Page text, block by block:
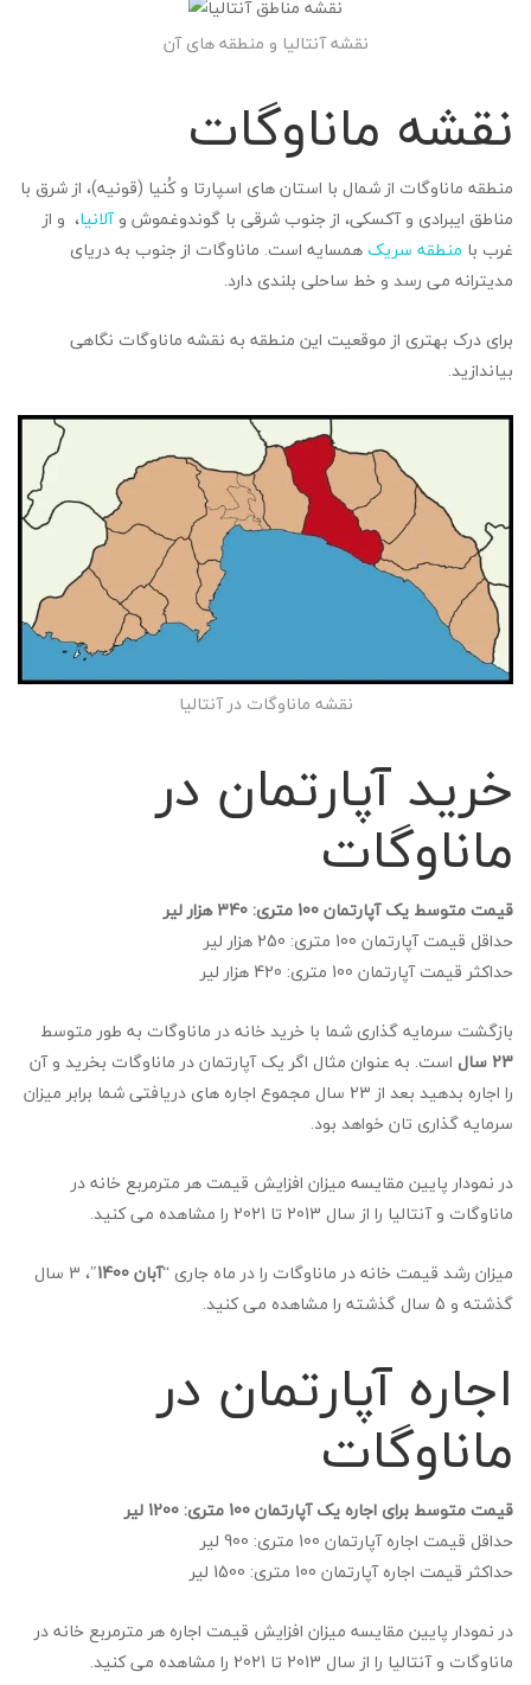
نقشه آنتالیا و منطقه های آن
نقشه ماناوگات
منطقه ماناوگات از شمال با استان های اسپارتا و کُنیا (قونیه)، از شرق با
مناطق ایبرادی و آکسکی، از جنوب شرقی با گوندوغموش وآلانیا، و از
غرب با منطقه سریک همسایه است. ماناوگات از جنوب به دریای
مدیترانه می رسد و خط ساحلی بلندی دارد.
برای درک بهتری از موقعیت این منطقه به نقشه ماناوگات نگاهی
بیاندازید.
نقشه ماناوگات در آنتالیا
خرید آپارتمان در
ماناوگات
قیمت متوسط یک آپارتمان 100 متری: 340 هزار لیر
حداقل قیمت آپارتمان 100 متری: 250 هزار لیر
حداکثر قیمت آپارتمان 100 متری: 420 هزار لیر
بازگشت سرمایه گذاری شما با خرید خانه در ماناوگات به طور متوسط
23 سال
است. به عنوان مثال اگر یک آپارتمان در ماناوگات بخرید و آن
را اجاره بدهید بعد از 23 سال مجموع اجاره های دریافتی شما برابر میزان
سرمایه گذاری تان خواهد بود.
در نمودار پایین مقایسه میزان افزایش قیمت هر مترمربع خانه در
ماناوگات و آنتالیا را از سال 2013 تا 2021 را مشاهده می کنید.
میزان رشد قیمت خانه در ماناوگات را در ماه جاری “آبان 1400
″، 3 سال
گذشته و 5 سال گذشته را مشاهده می کنید.
اجاره آپارتمان در
ماناوگات
قیمت متوسط برای اجاره یک آپارتمان 100 متری: 1200 لیر
حداقل قیمت اجاره آپارتمان 100 متری: 900 لیر
حداکثر قیمت اجاره آپارتمان 100 متری: 1500 لیر
در نمودار پایین مقایسه میزان افزایش قیمت اجاره هر مترمربع خانه در
ماناوگات و آنتالیا را از سال 2013 تا 2021 را مشاهده می کنید.